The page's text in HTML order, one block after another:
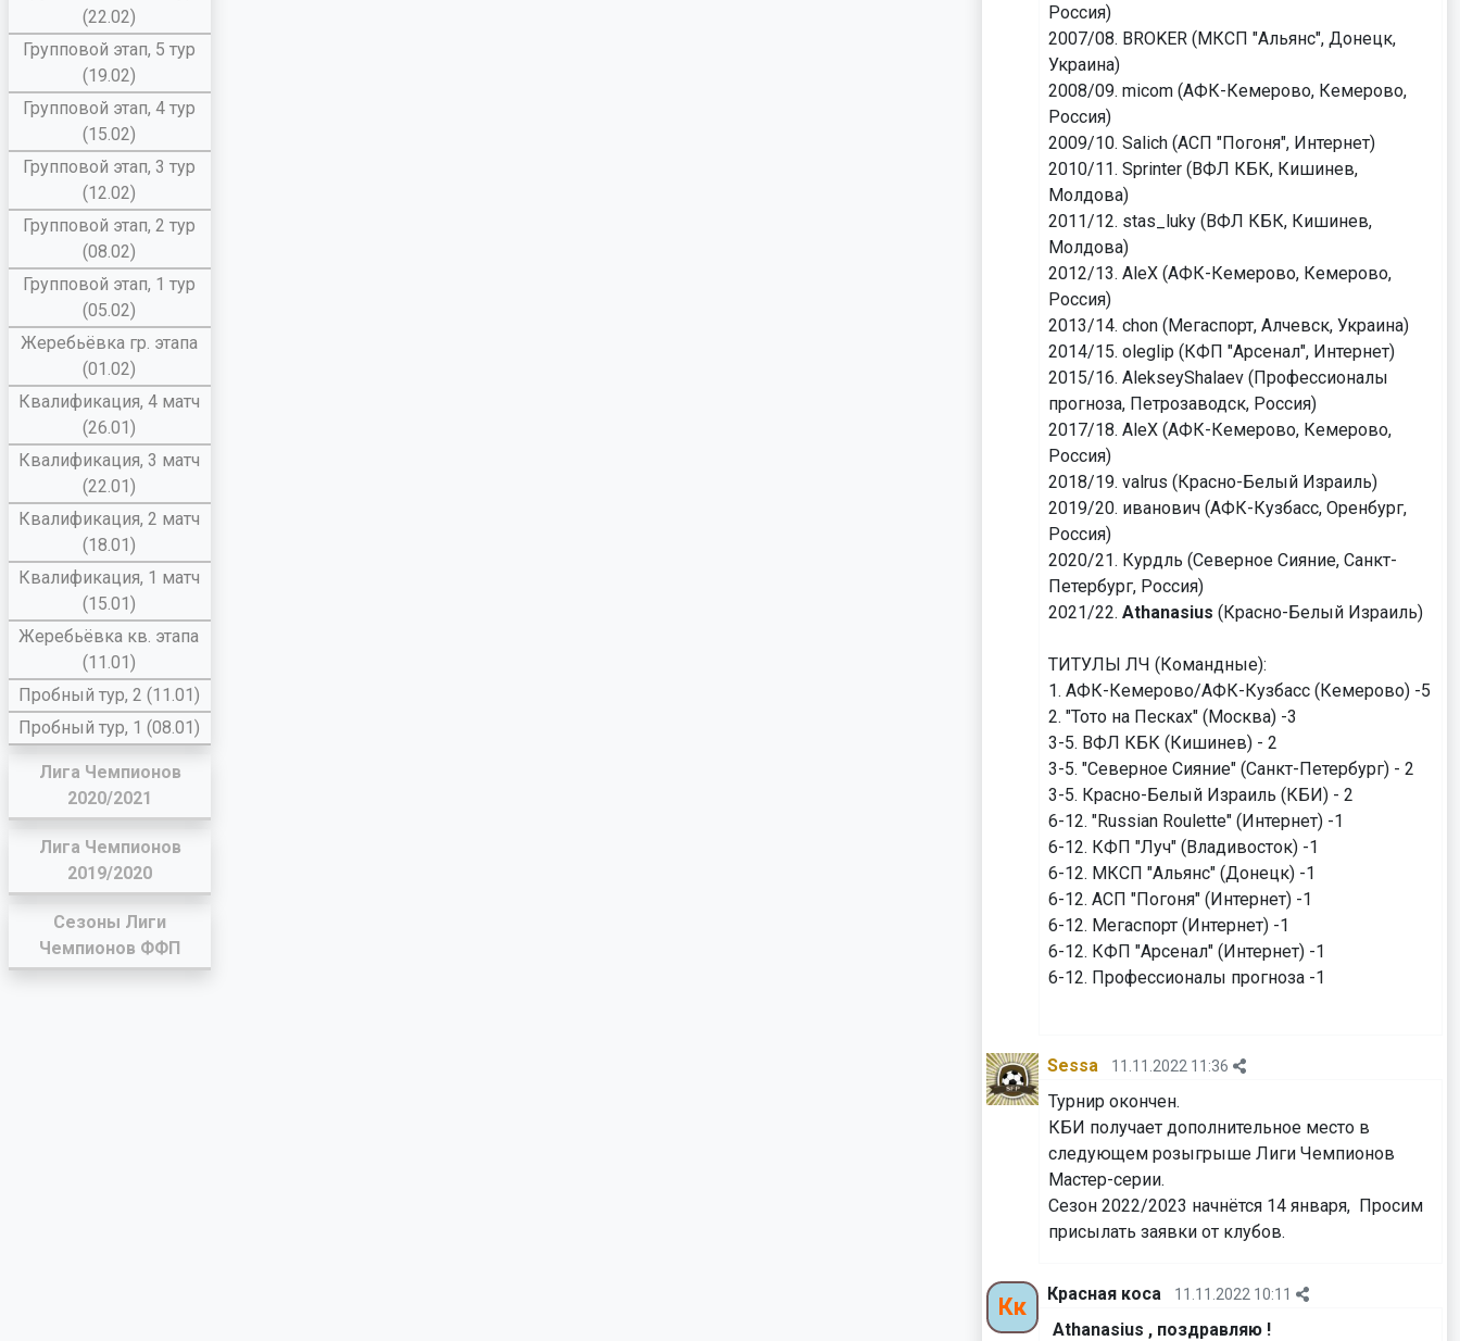
(22.02)
Групповой этап, 5 тур
(19.02)
Групповой этап, 4 тур
(15.02)
Групповой этап, 3 тур
(12.02)
Групповой этап, 2 тур
(08.02)
Групповой этап, 1 тур
(05.02)
Жеребьёвка гр. этапа
(01.02)
Квалификация, 4 матч
(26.01)
Квалификация, 3 матч
(22.01)
Квалификация, 2 матч
(18.01)
Квалификация, 1 матч
(15.01)
Жеребьёвка кв. этапа
(11.01)
Пробный тур, 2 (11.01)
Пробный тур, 1 (08.01)
Лига Чемпионов
2020/2021
Лига Чемпионов
2019/2020
Сезоны Лиги
Чемпионов ФФП
Россия)
2007/08. BROKER (МКСП "Альянс", Донецк,
Украина)
2008/09. micom (АФК-Кемерово, Кемерово,
Россия)
2009/10. Salich (АСП "Погоня", Интернет)
2010/11. Sprinter (ВФЛ КБК, Кишинев,
Молдова)
2011/12. stas_luky (ВФЛ КБК, Кишинев,
Молдова)
2012/13. AleX (АФК-Кемерово, Кемерово,
Россия)
2013/14. chon (Мегаспорт, Алчевск, Украина)
2014/15. oleglip (КФП "Арсенал", Интернет)
2015/16. AlekseyShalaev (Профессионалы
прогноза, Петрозаводск, Россия)
2017/18. AleX (АФК-Кемерово, Кемерово,
Россия)
2018/19. valrus (Красно-Белый Израиль)
2019/20. иванович (АФК-Кузбасс, Оренбург,
Россия)
2020/21. Курдль (Северное Сияние, Санкт-
Петербург, Россия)
2021/22. Athanasius (Красно-Белый Израиль)
ТИТУЛЫ ЛЧ (Командные):
1. АФК-Кемерово/АФК-Кузбасс (Кемерово) -5
2. "Тото на Песках" (Москва) -3
3-5. ВФЛ КБК (Кишинев) - 2
3-5. "Северное Сияние" (Санкт-Петербург) - 2
3-5. Красно-Белый Израиль (КБИ) - 2
6-12. "Russian Roulette" (Интернет) -1
6-12. КФП "Луч" (Владивосток) -1
6-12. МКСП "Альянс" (Донецк) -1
6-12. АСП "Погоня" (Интернет) -1
6-12. Мегаспорт (Интернет) -1
6-12. КФП "Арсенал" (Интернет) -1
6-12. Профессионалы прогноза -1
Sessa 11.11.2022 11:36
Турнир окончен.
КБИ получает дополнительное место в
следующем розыгрыше Лиги Чемпионов
Мастер-серии.
Сезон 2022/2023 начнётся 14 января, Просим
присылать заявки от клубов.
Кк Красная коса 11.11.2022 10:11
Athanasius , поздравляю !